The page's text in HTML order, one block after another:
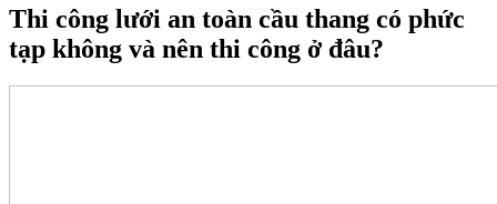
Thi công lưới an toàn cầu thang có phức
tạp không và nên thi công ở đâu?